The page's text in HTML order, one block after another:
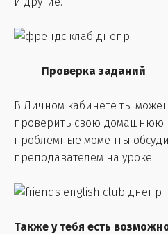
Проверка заданий
В Личном кабинете ты
проверить свою домашнюю
проблемные моменты
преподавателем на уроке.
Также у тебя есть